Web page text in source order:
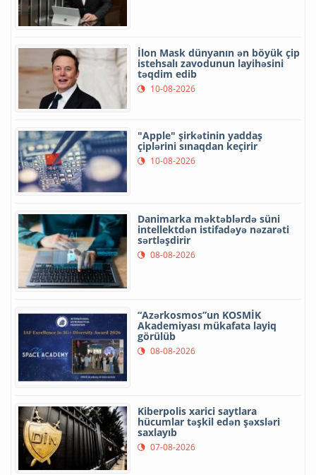
İlon Mask dünyanın ən böyük çip
istehsalı zavodunun layihəsini
təqdim edib
10-08-2026
"Apple" şirkətinin yaddaş
çiplərini sınaqdan keçirir
10-08-2026
Danimarka məktəblərdə süni
intellektdən istifadəyə nəzarəti
sərtləşdirir
08-08-2026
“Azərkosmos”un KOSMİK
Akademiyası mükafata layiq
görülüb
08-08-2026
Kiberpolis xarici saytlara
hücumlar təşkil edən şəxsləri
saxlayıb
07-08-2026